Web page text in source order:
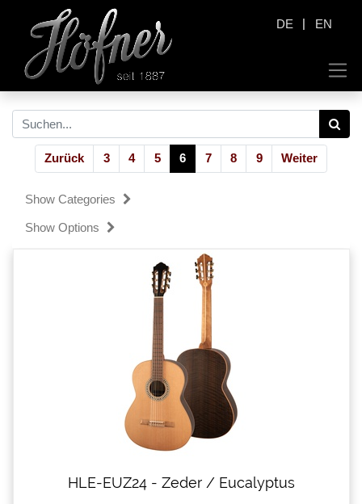
DE | EN
Zurück 3 4 5 6 7 8 9 Weiter
Show Categories
Show Options
HLE-EUZ24 - Zeder / Eucalyptus